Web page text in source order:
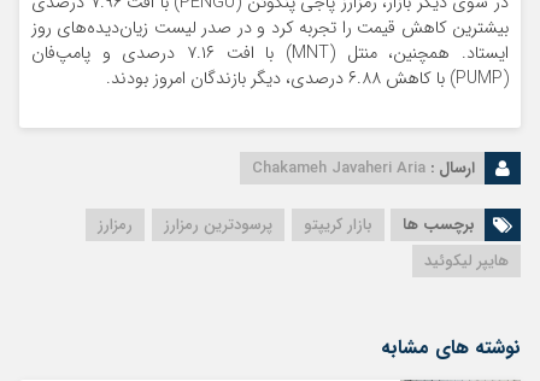
بیشترین کاهش قیمت را تجربه کرد و در صدر لیست زیان‌دیده‌های روز
ایستاد. همچنین، منتل (MNT) با افت ۷.۱۶ درصدی و پامپ‌فان
(PUMP) با کاهش ۶.۸۸ درصدی، دیگر بازندگان امروز بودند.
ارسال : Chakameh Javaheri Aria
برچسب ها بازار کریپتو پرسودترین رمزارز
رمزارز
هایپر لیکوئید
نوشته های مشابه